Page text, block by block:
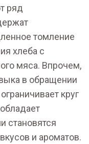
ряд
томление
хлеба с
мяса. Впрочем,
в обращении
круг
становятся
и ароматов.